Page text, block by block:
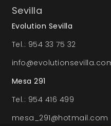
Sevilla
Evolution Sevilla
Tel.: 954 33 75 32
Mesa 291
Tel.: 954 416 499
mesa_291@hotmail.com